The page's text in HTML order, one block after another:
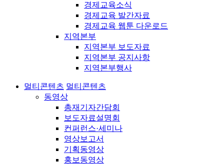
경제교육소식
경제교육 발간자료
경제교육 웹툰 다운로드
지역본부
지역본부 보도자료
지역본부 공지사항
지역본부행사
멀티콘텐츠 멀티콘텐츠
동영상
총재기자간담회
보도자료설명회
컨퍼런스·세미나
영상보고서
기획동영상
홍보동영상